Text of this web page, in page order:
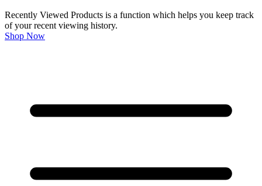
Recently Viewed Products is a function which helps you keep track
of your recent viewing history.
Shop Now